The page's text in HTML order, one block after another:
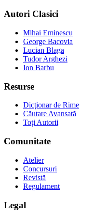
Autori Clasici
Mihai Eminescu
George Bacovia
Lucian Blaga
Tudor Arghezi
Ion Barbu
Resurse
Dicționar de Rime
Căutare Avansată
Toți Autorii
Comunitate
Atelier
Concursuri
Revistă
Regulament
Legal